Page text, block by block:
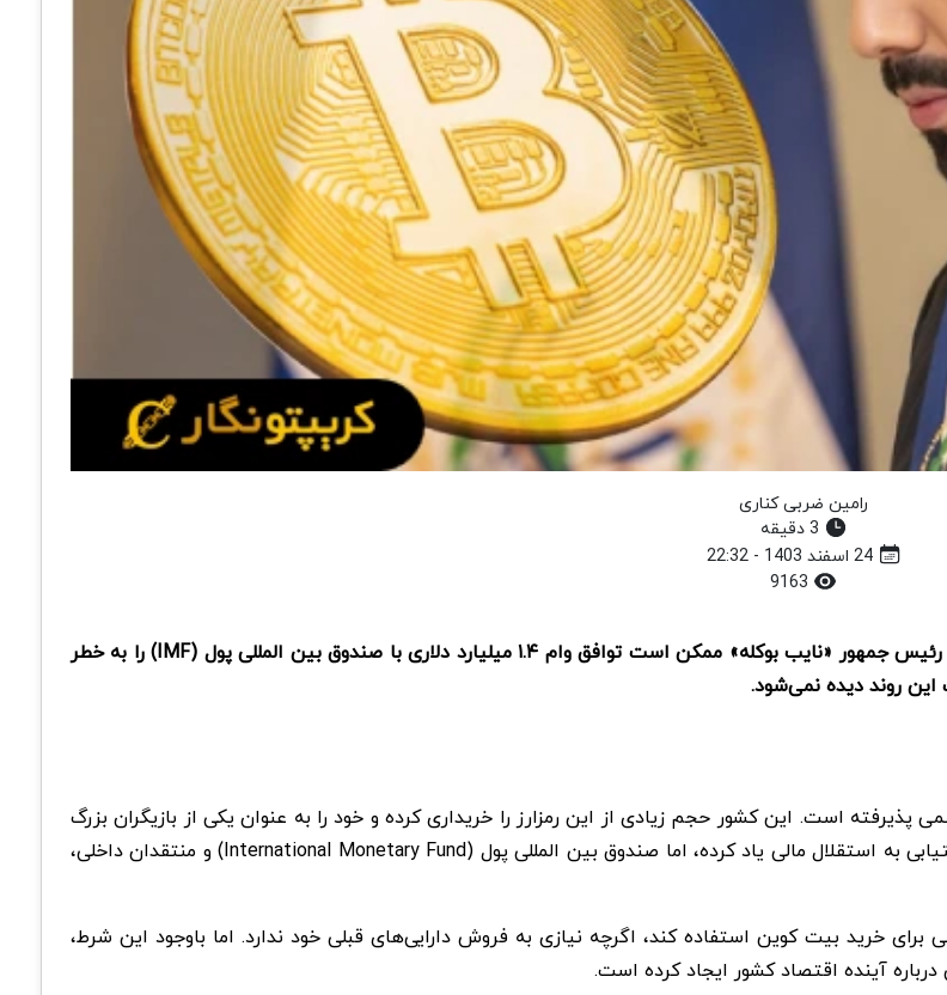
رامین ضربی کناری
24 اسفند 1403 - 22:32
حزب مخالف دولت السالوادور هشدار داده است که خرید بیت کوین توسط رئیس‌ جمهور «نایب بوکله» ممکن است توافق وام ۱.۴ میلیارد دلاری با صندوق بین‌ المللی پول (IMF) را به خطر
این روند دیده نمی‌شود.
پذیرفته است. این کشور حجم زیادی از این رمزارز را خریداری کرده و خود را به عنوان یکی از بازیگران بزرگ
این حوزه معرفی کرده است. بوکله از این سیاست به عنوان راهی برای دستیابی به استقلال مالی یاد کرده، اما صندوق بین‌ المللی پول (International Monetary Fund) و منتقدان داخلی،
برای خرید بیت کوین استفاده کند، اگرچه نیازی به فروش دارایی‌های قبلی خود ندارد. اما باوجود این شرط،
آینده اقتصاد کشور ایجاد کرده است.